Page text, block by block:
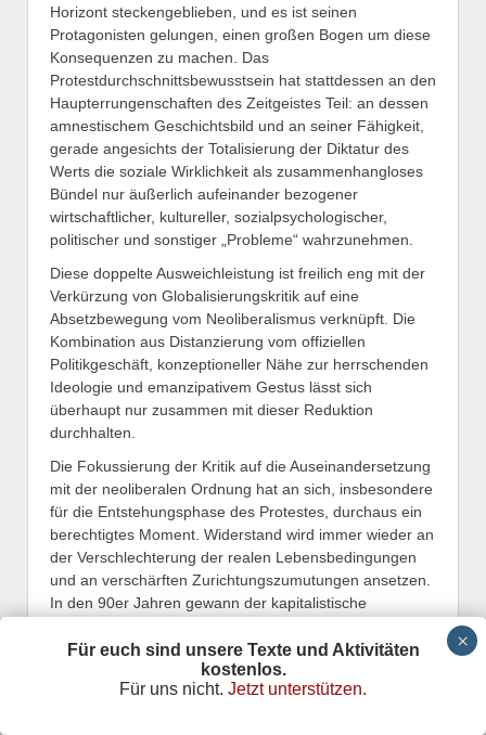
Horizont steckengeblieben, und es ist seinen
Protagonisten gelungen, einen großen Bogen um diese
Konsequenzen zu machen. Das
Protestdurchschnittsbewusstsein hat stattdessen an den
Haupterrungenschaften des Zeitgeistes Teil: an dessen
amnestischem Geschichtsbild und an seiner Fähigkeit,
gerade angesichts der Totalisierung der Diktatur des
Werts die soziale Wirklichkeit als zusammenhangloses
Bündel nur äußerlich aufeinander bezogener
wirtschaftlicher, kultureller, sozialpsychologischer,
politischer und sonstiger „Probleme“ wahrzunehmen.
Diese doppelte Ausweichleistung ist freilich eng mit der
Verkürzung von Globalisierungskritik auf eine
Absetzbewegung vom Neoliberalismus verknüpft. Die
Kombination aus Distanzierung vom offiziellen
Politikgeschäft, konzeptioneller Nähe zur herrschenden
Ideologie und emanzipativem Gestus lässt sich
überhaupt nur zusammen mit dieser Reduktion
durchhalten.
Die Fokussierung der Kritik auf die Auseinandersetzung
mit der neoliberalen Ordnung hat an sich, insbesondere
für die Entstehungsphase des Protestes, durchaus ein
berechtigtes Moment. Widerstand wird immer wieder an
der Verschlechterung der realen Lebensbedingungen
und an verschärften Zurichtungszumutungen ansetzen.
In den 90er Jahren gewann der kapitalistische
Vorzeichen an Fahrt. Mit der notwendigen
Konzentration auf diese neuere Entwicklung rückt
insofern der vor-neoliberale Kapitalismus in ein
Für euch sind unsere Texte und Aktivitäten
kostenlos.
Für uns nicht. Jetzt unterstützen.